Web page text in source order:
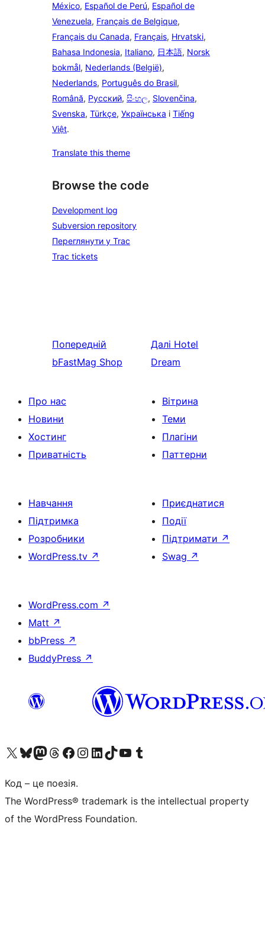
México, Español de Perú, Español de
Venezuela, Français de Belgique,
Français du Canada, Français, Hrvatski,
Bahasa Indonesia, Italiano, 日本語, Norsk
bokmål, Nederlands (België),
Nederlands, Português do Brasil,
Română, Русский, සිංහල, Slovenčina,
Svenska, Türkçe, Українська і Tiếng
Việt.
Translate this theme
Browse the code
Development log
Subversion repository
Переглянути у Trac
Trac tickets
Попередній
bFastMag Shop
Далі Hotel
Dream
Про нас
Новини
Хостинг
Приватність
Вітрина
Теми
Плагіни
Паттерни
Навчання
Підтримка
Розробники
WordPress.tv ↗
Приєднатися
Події
Підтримати ↗
Swag ↗
WordPress.com ↗
Matt ↗
bbPress ↗
BuddyPress ↗
Visit our X (formerly Twitter) account
Visit our Bluesky account
Завітайте до нашої стрічки в Mastodon
Visit our Threads account
Завітайте на нашу сторінку в Facebook
Visit our Instagram account
Visit our LinkedIn account
Visit our TikTok account
Visit our YouTube channel
Visit our Tumblr account
Код – це поезія.
The WordPress® trademark is the intellectual property
of the WordPress Foundation.